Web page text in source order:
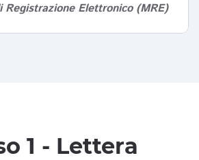
Registrazione Elettronico (MRE)
1 - Lettera